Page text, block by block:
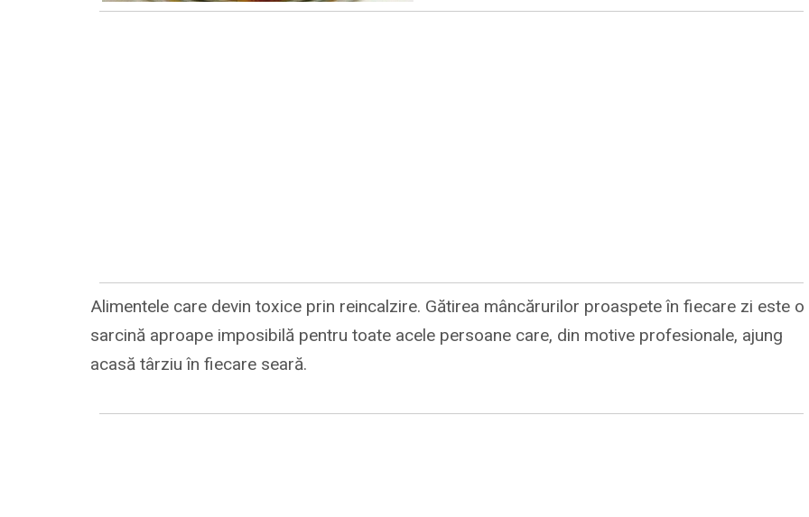
Alimentele care devin toxice prin reincalzire. Gătirea mâncărurilor proaspete în fiecare zi este o
sarcină aproape imposibilă pentru toate acele persoane care, din motive profesionale, ajung
acasă târziu în fiecare seară.